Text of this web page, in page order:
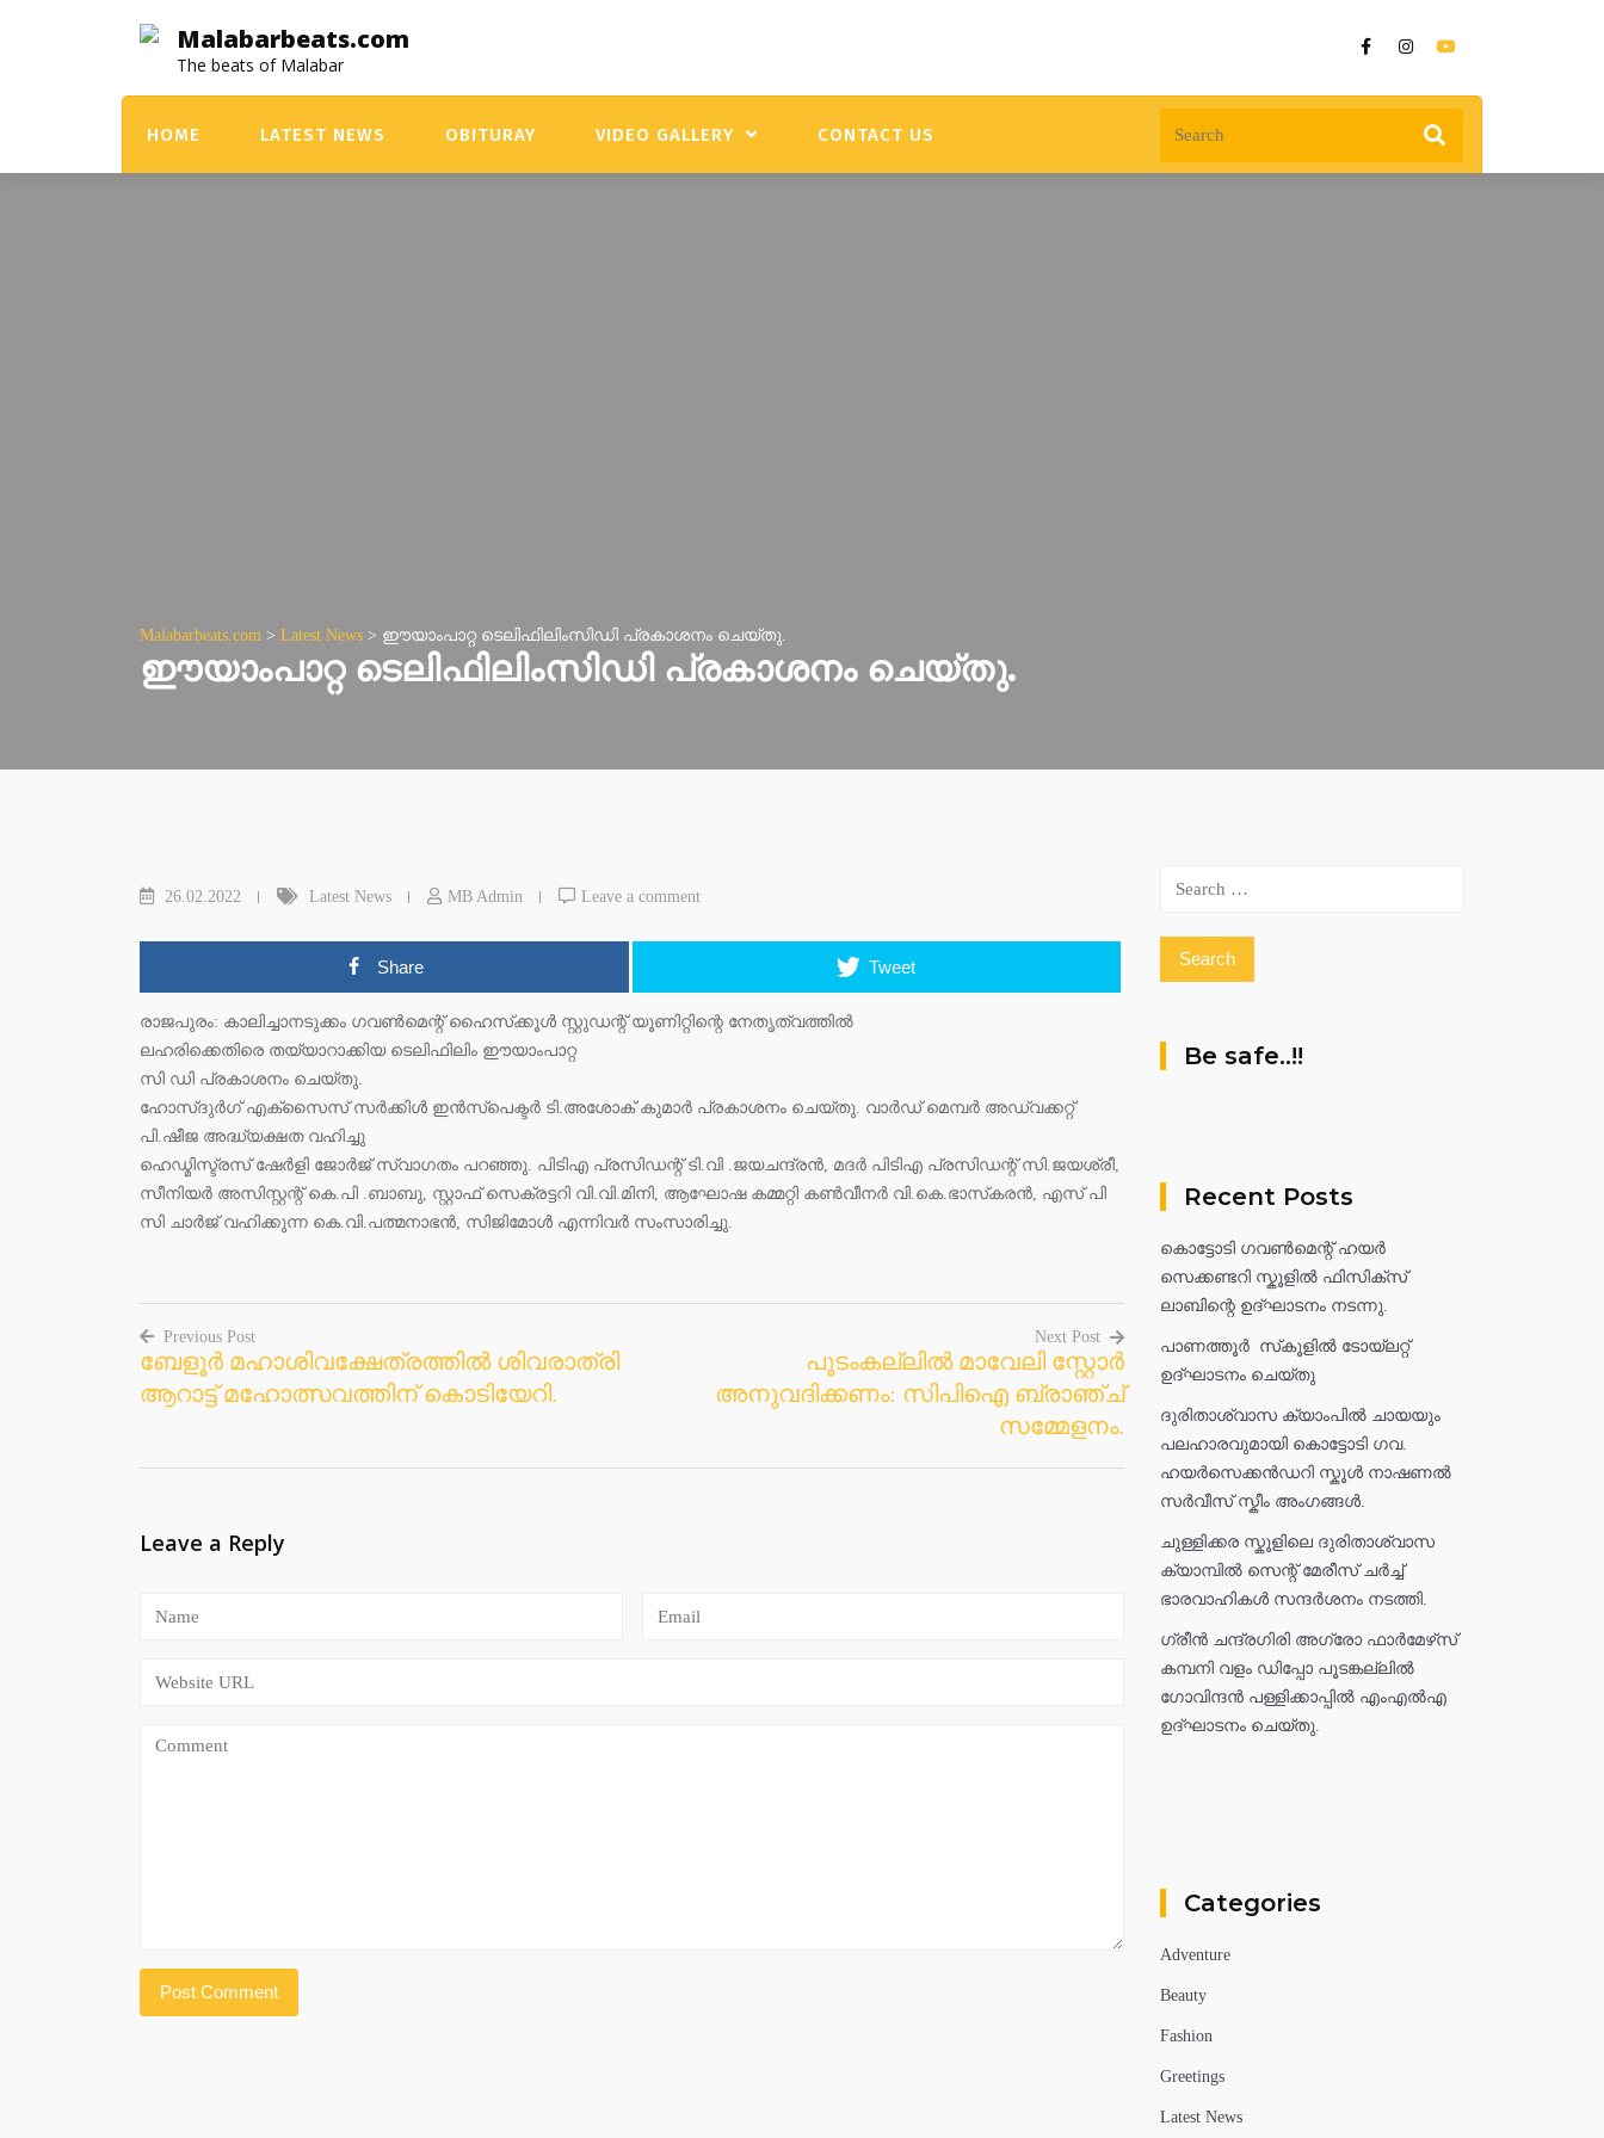
Malabarbeats.com
The beats of Malabar
HOME LATEST NEWS OBITURAY VIDEO GALLERY CONTACT US
Malabarbeats.com > Latest News > ഈയാംപാറ്റ ടെലിഫിലിംസിഡി പ്രകാശനം ചെയ്തു.
ഈയാംപാറ്റ ടെലിഫിലിംസിഡി പ്രകാശനം ചെയ്തു.
26.02.2022 Latest News MB Admin Leave a comment
Share Tweet
രാജപുരം: കാലിച്ചാനടുക്കം ഗവണ്‍മെന്റ് ഹൈസ്‌ക്കൂള്‍ സ്റ്റുഡന്റ് യൂണിറ്റിന്റെ നേതൃത്വത്തില്‍
ലഹരിക്കെതിരെ തയ്യാറാക്കിയ ടെലിഫിലിം ഈയാംപാറ്റ
സി ഡി പ്രകാശനം ചെയ്തു.
ഹോസ്ദുര്‍ഗ് എക്‌സൈസ് സര്‍ക്കിള്‍ ഇന്‍സ്‌പെക്ടര്‍ ടി.അശോക് കുമാര്‍ പ്രകാശനം ചെയ്തു. വാര്‍ഡ് മെമ്പര്‍ അഡ്വക്കറ്റ്
പി.ഷീജ അദ്ധ്യക്ഷത വഹിച്ചു
ഹെഡ്മിസ്ട്രസ് ഷേര്‍ളി ജോര്‍ജ് സ്വാഗതം പറഞ്ഞു. പിടിഎ പ്രസിഡന്റ് ടി.വി .ജയചന്ദ്രന്‍, മദര്‍ പിടിഎ പ്രസിഡന്റ് സി.ജയശ്രീ,
സീനിയര്‍ അസിസ്റ്റന്റ് കെ.പി .ബാബു, സ്റ്റാഫ് സെക്രട്ടറി വി.വി.മിനി, ആഘോഷ കമ്മറ്റി കണ്‍വീനര്‍ വി.കെ.ഭാസ്‌കരന്‍, എസ് പി
സി ചാര്‍ജ് വഹിക്കുന്ന കെ.വി.പത്മനാഭന്‍, സിജിമോള്‍ എന്നിവര്‍ സംസാരിച്ചു.
Post
navigation
Previous Post
ബേളൂര്‍ മഹാശിവക്ഷേത്രത്തില്‍ ശിവരാത്രി
ആറാട്ട് മഹോത്സവത്തിന് കൊടിയേറി.
Next Post
പൂടംകല്ലില്‍ മാവേലി സ്റ്റോര്‍
അനുവദിക്കണം: സിപിഐ ബ്രാഞ്ച്
സമ്മേളനം.
Leave a Reply
Be safe..!!
Recent Posts
കൊട്ടോടി ഗവൺമെന്റ് ഹയർ
സെക്കണ്ടറി സ്കൂളിൽ ഫിസിക്സ്
ലാബിന്റെ ഉദ്ഘാടനം നടന്നു.
പാണത്തൂർ സ്‌കൂളിൽ ടോയ്ലറ്റ്
ഉദ്ഘാടനം ചെയ്തു
ദുരിതാശ്വാസ ക്യാംപിൽ ചായയും
പലഹാരവുമായി കൊട്ടോടി ഗവ.
ഹയർസെക്കൻഡറി സ്കൂൾ നാഷണൽ
സർവീസ് സ്കീം അംഗങ്ങൾ.
ചുള്ളിക്കര സ്കൂളിലെ ദുരിതാശ്വാസ
ക്യാമ്പിൽ സെന്റ് മേരീസ് ചർച്ച്
ഭാരവാഹികൾ സന്ദർശനം നടത്തി.
ഗ്രീൻ ചന്ദ്രഗിരി അഗ്രോ ഫാർമേഴ്‌സ്
കമ്പനി വളം ഡിപ്പോ പൂടങ്കല്ലിൽ
ഗോവിന്ദൻ പള്ളിക്കാപ്പിൽ എംഎൽഎ
ഉദ്ഘാടനം ചെയ്തു.
Categories
Adventure
Beauty
Fashion
Greetings
Latest News